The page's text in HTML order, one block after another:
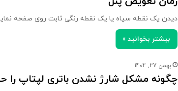
دیدن یک نقطه سیاه یا یک نقطه رنگی ثابت روی صفحه
بیشتر بخوانید »
بهمن 27, 1404
چگونه مشکل شارژ نشدن باتری لپتاپ را